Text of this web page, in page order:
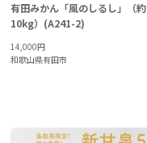
有田みかん「風のしるし」（約
10kg）(A241-2)
14,000円
和歌山県有田市